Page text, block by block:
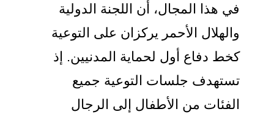
في هذا المجال، أن اللجنة الدولية
والهلال الأحمر يركزان على التوعية
كخط دفاع أول لحماية المدنيين. إذ
تستهدف جلسات التوعية جميع
الفئات من الأطفال إلى الرجال